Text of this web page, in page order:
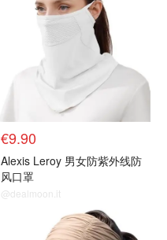
€9.90
Alexis Leroy 男女防紫外线防
风口罩
@dealmoon.it